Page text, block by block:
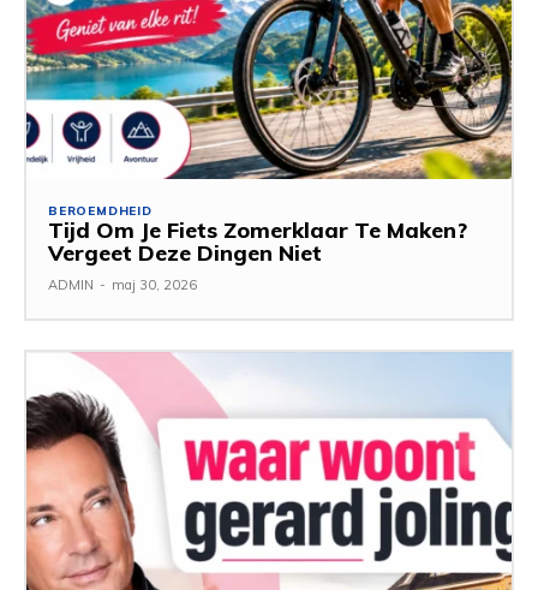
BEROEMDHEID
Tijd Om Je Fiets Zomerklaar Te Maken?
Vergeet Deze Dingen Niet
ADMIN - maj 30, 2026